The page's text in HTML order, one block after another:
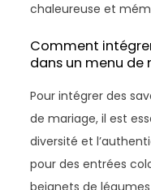
chaleureuse et
Comment
dans un menu de
Pour intégrer des
de mariage, il est
diversité et
pour des entrées
beignets de